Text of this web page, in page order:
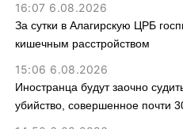
16:07 6.08.2026
За сутки в Алагирскую ЦРБ
кишечным расстройством
15:06 6.08.2026
Иностранца будут заочно
убийство, совершенное почти